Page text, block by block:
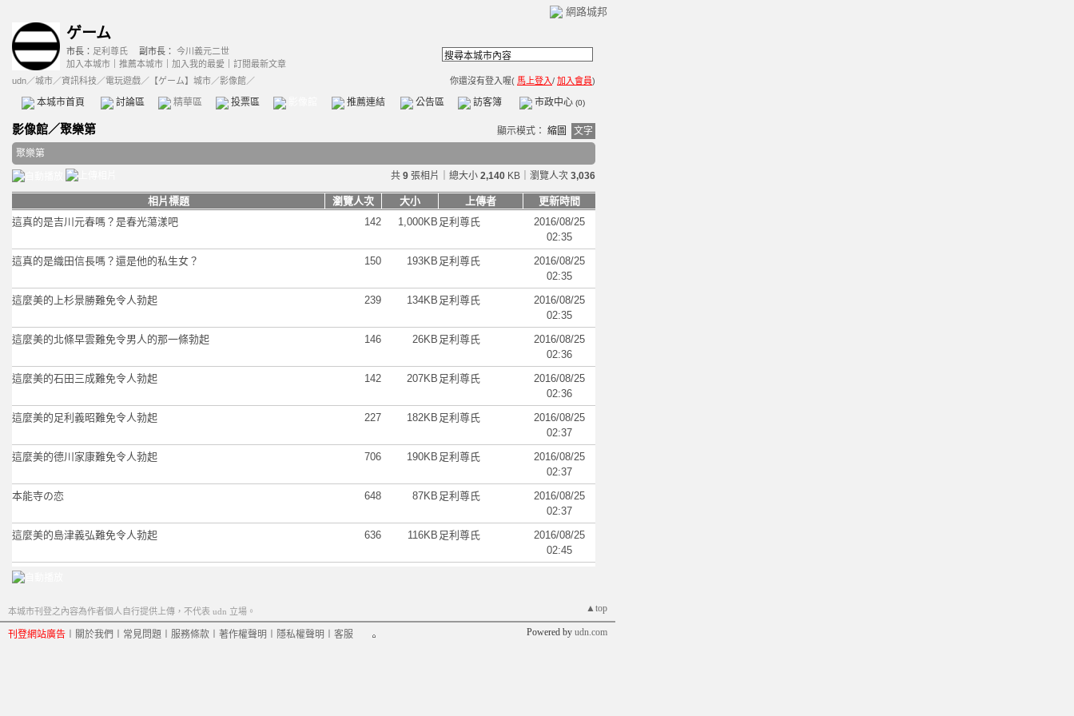
網路城邦
ゲーム
市長： 足利尊氏 副市長： 今川義元二世
加入本城市
推薦本城市 加入我的最愛
訂閱最新文章
udn／城市／資訊科技 ／電玩遊戲／ 【ゲーム】城市／影像館／ 你還沒有登入喔( 馬上登入/ 加入會員)
本城市首頁 討論區 精華區 投票區 影像館 推薦連結 公告區 訪客簿 市政中心 (0)
影像館／聚樂第 顯示模式： 縮圖
文字
聚樂第
共 9 張相片｜總大小 2,140 KB｜瀏覽人次 3,036
相片標題 瀏覽人次 大小 上傳者
更新時間
這真的是吉川元春嗎？是春光蕩漾吧
142 1,000KB 足利尊氏
2016/08/25
02:35
這真的是織田信長嗎？還是他的私生女？
150 193KB 足利尊氏
2016/08/25
02:35
這麼美的上杉景勝難免令人勃起
239 134KB 足利尊氏
2016/08/25
02:35
這麼美的北條早雲難免令男人的那一條勃起
146 26KB 足利尊氏
2016/08/25
02:36
這麼美的石田三成難免令人勃起
142 207KB 足利尊氏
2016/08/25
02:36
這麼美的足利義昭難免令人勃起
227 182KB 足利尊氏
2016/08/25
02:37
這麼美的德川家康難免令人勃起
706 190KB 足利尊氏
2016/08/25
02:37
本能寺の恋
648 87KB 足利尊氏
2016/08/25
02:37
這麼美的島津義弘難免令人勃起
636 116KB 足利尊氏
2016/08/25
02:45
▲top
本城市刊登之內容為作者個人自行提供上傳，不代表 udn 立場。
刊登網站廣告 關於我們 常見問題 服務條款 著作權聲明 隱私權聲明 客服 Powered by udn.com